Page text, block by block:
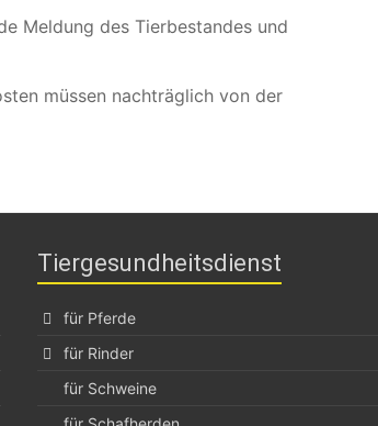
Meldung des Tierbestandes und
müssen nachträglich von der
Tiergesundheitsdienst
für Pferde
für Rinder
für Schweine